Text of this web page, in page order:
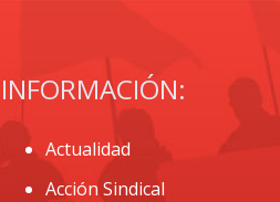
INFORMACIÓN:
Actualidad
Acción Sindical